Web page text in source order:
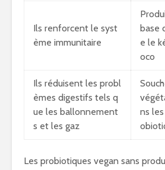
Ils renforcent le syst
ème immunitaire
base
e le
oco
Ils réduisent les probl
èmes digestifs tels q
ue les ballonnement
s et les gaz
ns
Les probiotiques vegan sans